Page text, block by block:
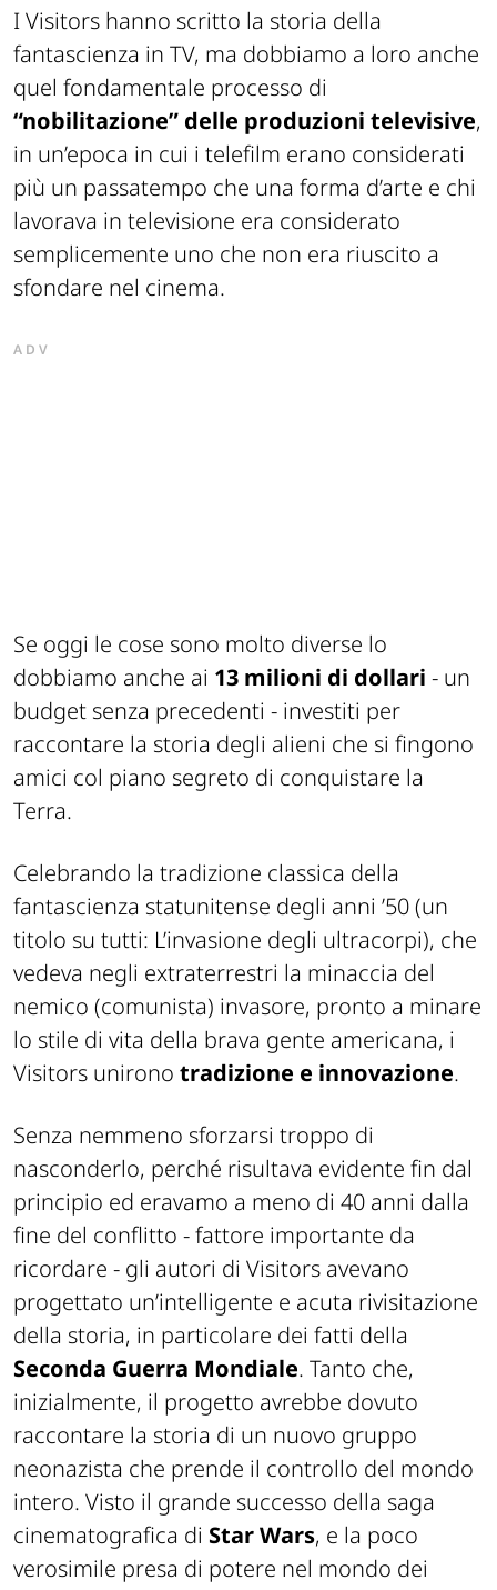
I Visitors hanno scritto la storia della
fantascienza in TV, ma dobbiamo a loro anche
quel fondamentale processo di
“nobilitazione” delle produzioni televisive,
in un’epoca in cui i telefilm erano considerati
più un passatempo che una forma d’arte e chi
lavorava in televisione era considerato
semplicemente uno che non era riuscito a
sfondare nel cinema.
ADV
Se oggi le cose sono molto diverse lo
dobbiamo anche ai 13 milioni di dollari - un
budget senza precedenti - investiti per
raccontare la storia degli alieni che si fingono
amici col piano segreto di conquistare la
Terra.
Celebrando la tradizione classica della
fantascienza statunitense degli anni ’50 (un
titolo su tutti: L’invasione degli ultracorpi), che
vedeva negli extraterrestri la minaccia del
nemico (comunista) invasore, pronto a minare
lo stile di vita della brava gente americana, i
Visitors unirono tradizione e innovazione.
Senza nemmeno sforzarsi troppo di
nasconderlo, perché risultava evidente fin dal
principio ed eravamo a meno di 40 anni dalla
fine del conflitto - fattore importante da
ricordare - gli autori di Visitors avevano
progettato un’intelligente e acuta rivisitazione
della storia, in particolare dei fatti della
Seconda Guerra Mondiale. Tanto che,
inizialmente, il progetto avrebbe dovuto
raccontare la storia di un nuovo gruppo
neonazista che prende il controllo del mondo
intero. Visto il grande successo della saga
cinematografica di Star Wars, e la poco
verosimile presa di potere nel mondo dei